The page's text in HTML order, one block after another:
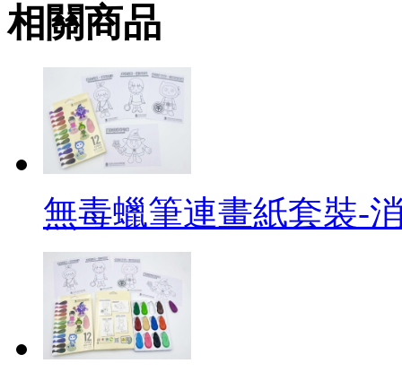
相關商品
無毒蠟筆連畫紙套裝-